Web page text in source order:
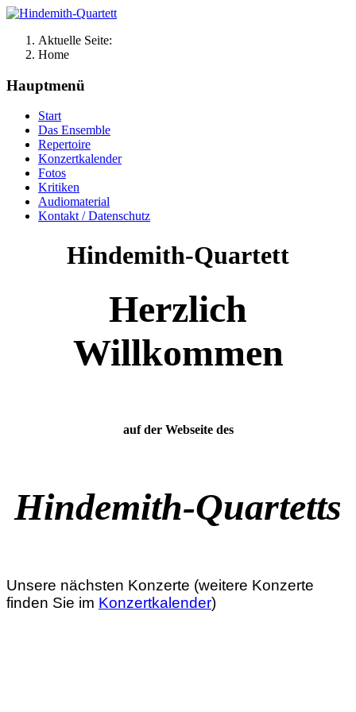
Aktuelle Seite:
Home
Hauptmenü
Start
Das Ensemble
Repertoire
Konzertkalender
Fotos
Kritiken
Audiomaterial
Kontakt / Datenschutz
Hindemith-Quartett
Herzlich
Willkommen
auf der Webseite des
Hindemith-Quartetts
Unsere nächsten Konzerte (weitere Konzerte
finden Sie im Konzertkalender)